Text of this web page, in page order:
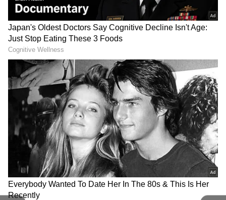
நேற்றைய நிலவரப்படி சவரனுக்கு ரூ. 520
உயர்ந்து ரூ.45,600க்கு விற்பனையானது.
அதேபோல், தங்கம் கிராமுக்கு ரூ.65
உயர்ந்து ரூ.5,700க்கு விற்பனையானது.
Gold Rate in Tamilnadu